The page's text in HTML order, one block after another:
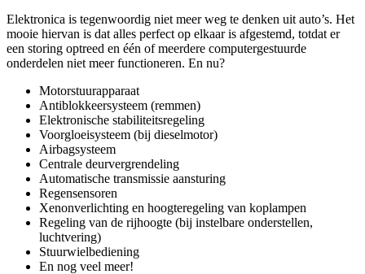
Elektronica is tegenwoordig niet meer weg te denken uit auto’s. Het
mooie hiervan is dat alles perfect op elkaar is afgestemd, totdat er
een storing optreed en één of meerdere computergestuurde
onderdelen niet meer functioneren. En nu?
Motorstuurapparaat
Antiblokkeersysteem (remmen)
Elektronische stabiliteitsregeling
Voorgloeisysteem (bij dieselmotor)
Airbagsysteem
Centrale deurvergrendeling
Automatische transmissie aansturing
Regensensoren
Xenonverlichting en hoogteregeling van koplampen
Regeling van de rijhoogte (bij instelbare onderstellen,
luchtvering)
Stuurwielbediening
En nog veel meer!